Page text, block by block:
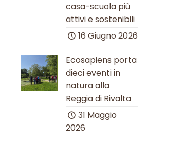
casa-scuola più
attivi e sostenibili
16 Giugno 2026
Ecosapiens porta
dieci eventi in
natura alla
Reggia di Rivalta
31 Maggio
2026